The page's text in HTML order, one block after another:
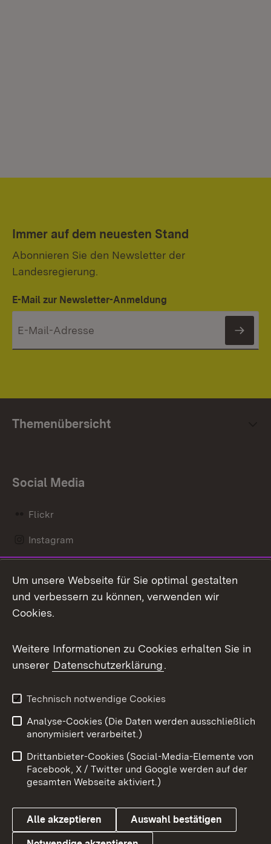
Immer auf dem neuesten Stand
Abonnieren Sie den Newsletter der
Landesregierung.
E-Mail zur Newsletter-Anmeldung
Themenübersicht
Social Media
Flickr
Instagram
Mastodon
Messenger
Social Wall
X / Twitter
Youtube
Benutzungshinweise
Barrierefreiheit
Datenschutz
Cookies
Um unsere Webseite für Sie optimal gestalten
und verbessern zu können, verwenden wir
Cookies.
Weitere Informationen zu Cookies erhalten Sie in
unserer Datenschutzerklärung.
Technisch notwendige Cookies
Analyse-Cookies (Die Daten werden ausschließlich
anonymisiert verarbeitet.)
Drittanbieter-Cookies (Social-Media-Elemente von
Facebook, X / Twitter und Google werden auf der
gesamten Webseite aktiviert.)
Alle akzeptieren Auswahl bestätigen